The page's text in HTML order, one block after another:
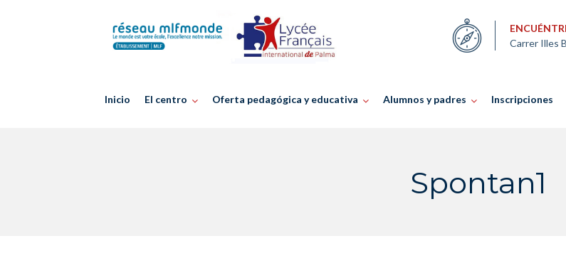
Carrer Illes
Inicio El centro Oferta pedagógica y educativa Alumnos y padres Inscripciones
Spontan1